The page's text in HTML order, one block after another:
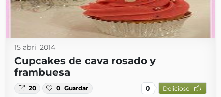
15 abril 2014
Cupcakes de cava rosado y
frambuesa
20 0 Guardar 0 Delicioso